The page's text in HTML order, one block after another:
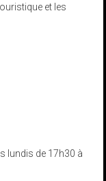
et les
lundis de 17h30 à